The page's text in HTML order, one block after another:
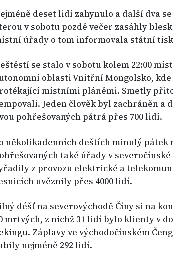
deset lidí zahynulo a další dva
v sobotu pozdě večer zasáhly
úřady o tom informovala státní
se stalo v sobotu kolem 22:00
oblasti Vnitřní Mongolsko,
místními pláněmi. Smetly
Jeden člověk byl zachráněn a
pohřešovaných pátrá přes 700 lidí.
několikadenních deštích minulý pátek
také úřady v
z provozu elektrické a
uvěznily přes 4000 lidí.
déšť na severovýchodě Číny si na
mrtvých, z nichž 31 lidí bylo klienty v
Záplavy ve východočínském
nejméně 292 lidí.